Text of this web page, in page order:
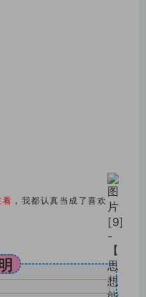
看 ，我都认真当成了喜欢